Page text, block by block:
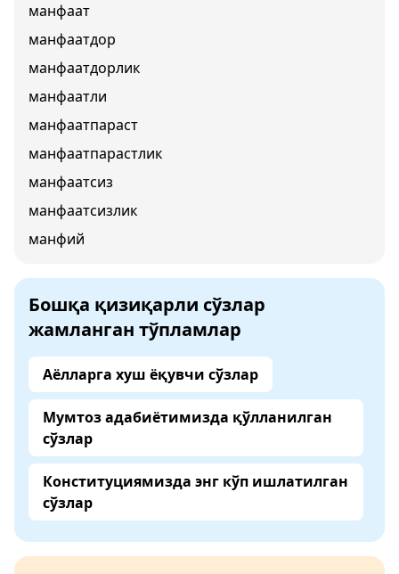
манфаат
манфаатдор
манфаатдорлик
манфаатли
манфаатпараст
манфаатпарастлик
манфаатсиз
манфаатсизлик
манфий
Бошқа қизиқарли сўзлар
жамланган тўпламлар
Аёлларга хуш ёқувчи сўзлар
Мумтоз адабиётимизда қўлланилган
сўзлар
Конституциямизда энг кўп ишлатилган
сўзлар